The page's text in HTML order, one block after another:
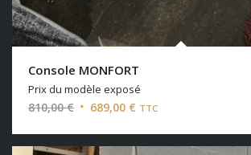
Console MONFORT
Prix du modèle exposé
810,00€ Le
initial
689,00 € Le
actuel
TTC